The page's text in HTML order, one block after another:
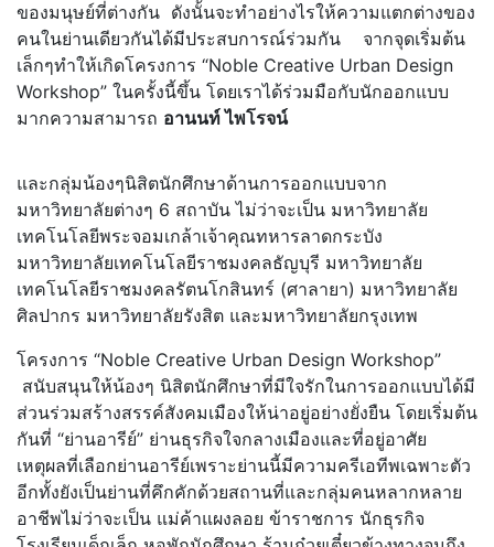
ของมนุษย์ที่ต่างกัน ดังนั้นจะทำอย่างไรให้ความแตกต่างของ
คนในย่านเดียวกันได้มีประสบการณ์ร่วมกัน จากจุดเริ่มต้น
เล็กๆทำให้เกิดโครงการ “Noble Creative Urban Design
Workshop” ในครั้งนี้ขึ้น โดยเราได้ร่วมมือกับนักออกแบบ
มากความสามารถ อานนท์ ไพโรจน์
และกลุ่มน้องๆนิสิตนักศึกษาด้านการออกแบบจาก
มหาวิทยาลัยต่างๆ 6 สถาบัน ไม่ว่าจะเป็น มหาวิทยาลัย
เทคโนโลยีพระจอมเกล้าเจ้าคุณทหารลาดกระบัง
มหาวิทยาลัยเทคโนโลยีราชมงคลธัญบุรี มหาวิทยาลัย
เทคโนโลยีราชมงคลรัตนโกสินทร์ (ศาลายา) มหาวิทยาลัย
ศิลปากร มหาวิทยาลัยรังสิต และมหาวิทยาลัยกรุงเทพ
โครงการ “Noble Creative Urban Design Workshop”
สนับสนุนให้น้องๆ นิสิตนักศึกษาที่มีใจรักในการออกแบบได้มี
ส่วนร่วมสร้างสรรค์สังคมเมืองให้น่าอยู่อย่างยั่งยืน โดยเริ่มต้น
กันที่ “ย่านอารีย์” ย่านธุรกิจใจกลางเมืองและที่อยู่อาศัย
เหตุผลที่เลือกย่านอารีย์เพราะย่านนี้มีความครีเอทีพเฉพาะตัว
อีกทั้งยังเป็นย่านที่คึกคักด้วยสถานที่และกลุ่มคนหลากหลาย
อาชีพไม่ว่าจะเป็น แม่ค้าแผงลอย ข้าราชการ นักธุรกิจ